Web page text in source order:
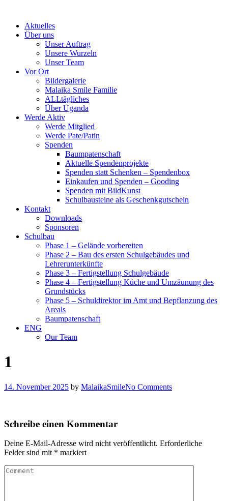
contentAktuelles
Über uns
Unser Auftrag
Unsere Wurzeln
Unser Team
Vor Ort
Bildergalerie
Malaika Smile Familie
ALLtägliches
Über Uganda
Werde Aktiv
Werde Mitglied
Werde Pate/Patin
Spenden
Baumpatenschaft
Aktuelle Spendenprojekte
Spenden statt Schenken – Spendenbox
Einkaufen und Spenden – Gooding
Spenden mit BildKunst
Schulbausteine als Geschenkgutschein
Kontakt
Downloads
Sponsoren
Schulbau
Phase 1 – Gelände vorbereiten
Phase 2 – Bau des ersten Schulgebäudes und
Lehrerunterkünfte
Phase 3 – Fertigstellung Schulgebäude
Phase 4 – Fertigstellung Küche und Umzäunung des
Grundstücks
Phase 5 – Schuldirektor im Amt und Bepflanzung des
Areals
Baumpatenschaft
ENG
Our Team
1
14. November 2025 by MalaikaSmileNo Comments
Schreibe einen Kommentar
Deine E-Mail-Adresse wird nicht veröffentlicht. Erforderliche
Felder sind mit * markiert